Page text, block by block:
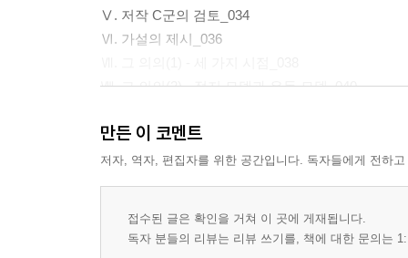
Ⅴ. 저작 C군의 검토_034
Ⅵ. 가설의 제시_036
Ⅷ. 그 의의(2) - 정지 모델과 유동 모델_040
『기신론별기』연구의 쟁점과 정향_068
Ⅱ. 『원효별기』를 둘러싼 쟁점_071
만든 이 코멘트
저자, 역자, 편집자를 위한 공간입니다. 독자들에게 전하
접수된 글은 확인을 거쳐 이 곳에 게재됩니다.
독자 분들의 리뷰는 리뷰 쓰기를, 책에 대한 문의는